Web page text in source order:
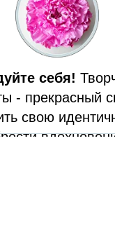
себя!
- прекрасный
свою